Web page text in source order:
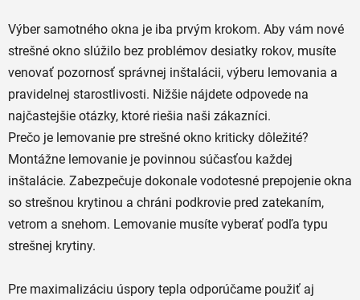
v
k
y
v
ý
p
i
s
u
Výber samotného okna je iba prvým krokom. Aby vám nové
strešné okno slúžilo bez problémov desiatky rokov, musíte
venovať pozornosť správnej inštalácii, výberu lemovania a
pravidelnej starostlivosti. Nižšie nájdete odpovede na
najčastejšie otázky, ktoré riešia naši zákazníci.
Prečo je lemovanie pre strešné okno kriticky dôležité?
Montážne lemovanie je povinnou súčasťou každej
inštalácie. Zabezpečuje dokonale vodotesné prepojenie okna
so strešnou krytinou a chráni podkrovie pred zatekaním,
vetrom a snehom. Lemovanie musíte vyberať podľa typu
strešnej krytiny.
Pre maximalizáciu úspory tepla odporúčame použiť aj